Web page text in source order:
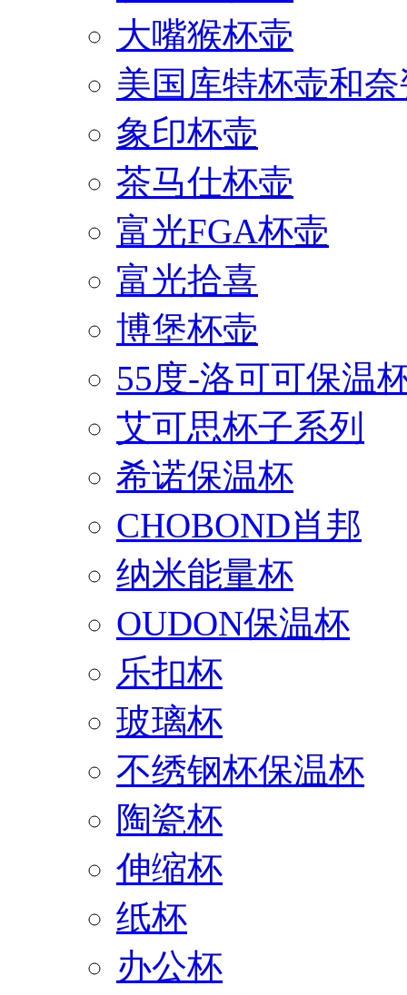
大嘴猴杯壶
美国库特杯壶和
象印杯壶
茶马仕杯壶
富光FGA杯壶
富光拾喜
博堡杯壶
55度-洛可可保温
艾可思杯子系列
希诺保温杯
CHOBOND肖邦
纳米能量杯
OUDON保温杯
乐扣杯
玻璃杯
不绣钢杯保温杯
陶瓷杯
伸缩杯
纸杯
办公杯